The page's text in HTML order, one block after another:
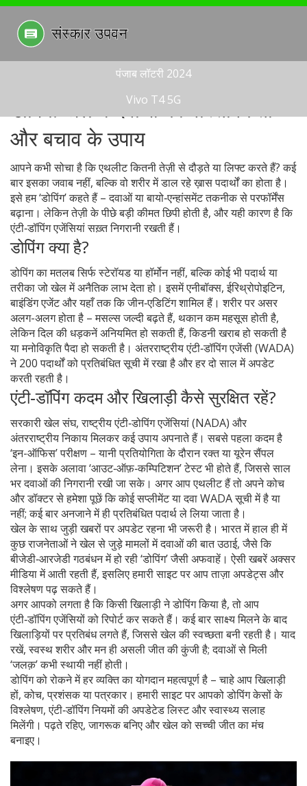
पंजाब लॉटरी 2024
Vivo T4 5G
डोपिंग: खेल में दवाओं की वास्तविकता
और बचाव के उपाय
आपने कभी सोचा है कि एथलीट कितनी तेज़ी से दौड़ते या लिफ्ट करते हैं? कई
बार इसका जवाब नहीं, बल्कि वो शरीर में डाल रहे ख़ास पदार्थों का होता है।
इसे हम ‘डोपिंग’ कहते हैं – दवाओं या बायो‑एन्हांसमेंट तकनीक से परफॉर्मेंस
बढ़ाना। लेकिन तेज़ी के पीछे बड़ी कीमत छिपी होती है, और यही कारण है कि
एंटी‑डॉपिंग एजेंसियां सख़्त निगरानी रखती हैं।
डोपिंग क्या है?
डोपिंग का मतलब सिर्फ स्टेरॉयड या हॉर्मोन नहीं, बल्कि कोई भी पदार्थ या
तरीका जो खेल में अनैतिक लाभ देता हो। इसमें एनीबॉक्स, ईरिथ्रोपोइटिन,
बाइंडिंग एजेंट और यहाँ तक कि जीन‑एडिटिंग शामिल हैं। शरीर पर असर
अलग-अलग होता है – मसल्स जल्दी बढ़ते हैं, थकान कम महसूस होती है,
लेकिन दिल की धड़कनें अनियमित हो सकती हैं, किडनी खराब हो सकती है
या मनोविकृति पैदा हो सकती है। अंतरराष्ट्रीय एंटी‑डॉपिंग एजेंसी (WADA)
ने 200 पदार्थों को प्रतिबंधित सूची में रखा है और हर दो साल में अपडेट
करती रहती है।
एंटी‑डॉपिंग कदम और खिलाड़ी कैसे सुरक्षित रहें?
सरकारी खेल संघ, राष्ट्रीय एंटी‑डोपिंग एजेंसियां (NADA) और
अंतरराष्ट्रीय निकाय मिलकर कई उपाय अपनाते हैं। सबसे पहला कदम है
‘इन-ऑफिस’ परीक्षण – यानी प्रतियोगिता के दौरान रक्त या यूरेन सैंपल
लेना। इसके अलावा ‘आउट‑ऑफ़‑कम्पिटिशन’ टेस्ट भी होते हैं, जिससे साल
भर दवाओं की निगरानी रखी जा सके। अगर आप एथलीट हैं तो अपने कोच
और डॉक्टर से हमेशा पूछें कि कोई सप्लीमेंट या दवा WADA सूची में है या
नहीं; कई बार अनजाने में ही प्रतिबंधित पदार्थ ले लिया जाता है।
खेल के साथ जुड़ी खबरों पर अपडेट रहना भी जरूरी है। भारत में हाल ही में
कुछ राजनेताओं ने खेल से जुड़े मामलों में दवाओं की बात उठाई, जैसे कि
बीजेडी‑आरजेडी गठबंधन में हो रही ‘डोपिंग’ जैसी अफवाहें। ऐसी खबरें अक्सर
मीडिया में आती रहती हैं, इसलिए हमारी साइट पर आप ताज़ा अपडेट्स और
विश्लेषण पढ़ सकते हैं।
अगर आपको लगता है कि किसी खिलाड़ी ने डोपिंग किया है, तो आप
एंटी‑डॉपिंग एजेंसियों को रिपोर्ट कर सकते हैं। कई बार साक्ष्य मिलने के बाद
खिलाड़ियों पर प्रतिबंध लगते हैं, जिससे खेल की स्वच्छता बनी रहती है। याद
रखें, स्वस्थ शरीर और मन ही असली जीत की कुंजी है; दवाओं से मिली
‘जलक़’ कभी स्थायी नहीं होती।
डोपिंग को रोकने में हर व्यक्ति का योगदान महत्वपूर्ण है – चाहे आप खिलाड़ी
हों, कोच, प्रशंसक या पत्रकार। हमारी साइट पर आपको डोपिंग केसों के
विश्लेषण, एंटी‑डॉपिंग नियमों की अपडेटेड लिस्ट और स्वास्थ्य सलाह
मिलेंगी। पढ़ते रहिए, जागरूक बनिए और खेल को सच्ची जीत का मंच
बनाइए।